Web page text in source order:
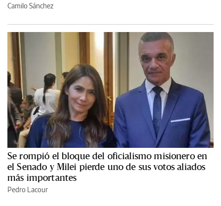
Camilo Sánchez
Se rompió el bloque del oficialismo misionero en
el Senado y Milei pierde uno de sus votos aliados
más importantes
Pedro Lacour